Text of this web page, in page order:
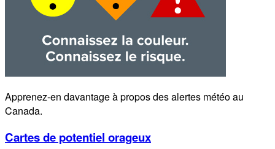
Apprenez-en davantage à propos des alertes météo au
Canada.
Cartes de potentiel orageux